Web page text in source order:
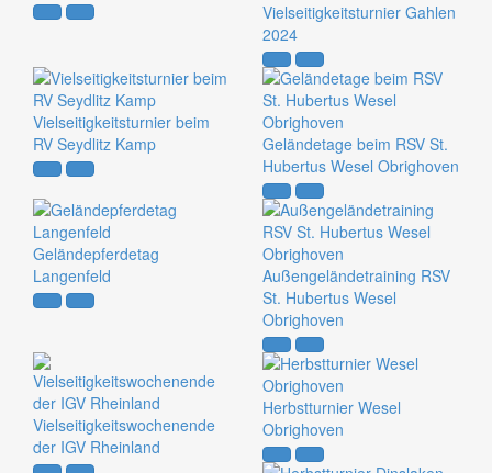
Vielseitigkeitsturnier Gahlen
2024
Vielseitigkeitsturnier beim
RV Seydlitz Kamp
Geländetage beim RSV St.
Hubertus Wesel Obrighoven
Geländepferdetag
Langenfeld
Außengeländetraining RSV
St. Hubertus Wesel
Obrighoven
Vielseitigkeitswochenende
der IGV Rheinland
Herbstturnier Wesel
Obrighoven